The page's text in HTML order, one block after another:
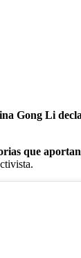
Gong Li
que